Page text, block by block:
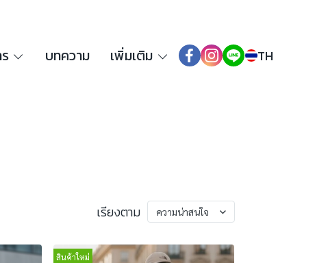
บทความ เพิ่มเติม TH
เรียงตาม ความน่าสนใจ
สินค้าใหม่